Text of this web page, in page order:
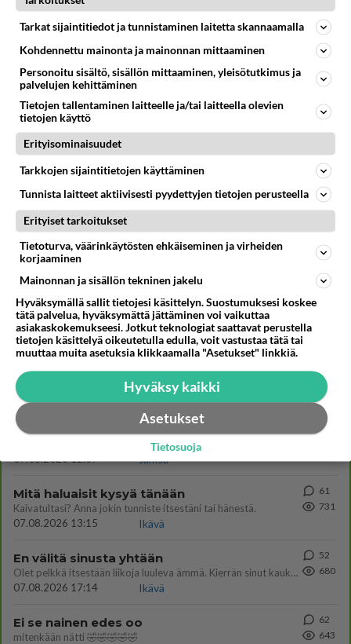
🔞💋❤️💋❤️💋🔞💋❤️💋❤️💋🔞
Äänestä Kommentoi
Kommentoi aloitusta...
Ketjusta on poistettu2sääntöjenvastaista viestiä.
Takaisin ylös
LUETUIMMAT KESKUSTELUT
PÄIVÄ VIIKKO
kenen näköinen
kaivattusi on ?
07.08.2026 16:24
Ikävä
07.08.2026 07:39
Maailman menoa
791
07.08.2026 12:07
Jämsä
66
Mitä haluaisit kysyä tänään
Kaivatultasi? Anna jokin tunniste itsestäni tai hänestä.
07.08.2026 13:15
Ikävä
61
731
En välitä sinusta yhtään
Olet pelkkä itsestään liikoja luuleva ämmä. Kierrän sinut kaukaa nyt ja aina. Olit mulle pelkkä lelu vaan.
07.08.2026 17:14
Ikävä
52
680
Ei se nainen edes oo
mitenkään nätti 🤣🤣🤣🤣🤣
62
643
Tarkat sijaintitiedot ja tunnistaminen laitetta skannaamalla
Kohdennettu mainonta ja mainonnan mittaaminen
Personoitu sisältö, sisällön mittaaminen, yleisötutkimus ja
palvelujen kehittäminen
Tietojen tallentaminen laitteelle ja/tai laitteella olevien
tietojen käyttö
Erityisominaisuudet
Tarkkojen sijaintitietojen käyttäminen
Tunnista laitteet aktiivisesti pyydettyjen tietojen perusteella
Erityiset tarkoitukset
Tietoturva, väärinkäytösten ehkäiseminen ja virheiden
korjaaminen
Mainonnan ja sisällön tekninen jakelu
Hyväksymällä sallit tietojesi käsittelyn. Suostumuksesi koskee
tätä palvelua, hyväksymättä jättäminen voi vaikuttaa
asiakaskokemukseesi. Jotkut teknologiat saattavat perustella
tietojen käsittelyä oikeutetulla edulla, voit vastustaa tätä tai
muuttaa muita asetuksia klikkaamalla "Asetukset" linkkiä.
Hyväksy kaikki
Asetukset
Tietosuoja